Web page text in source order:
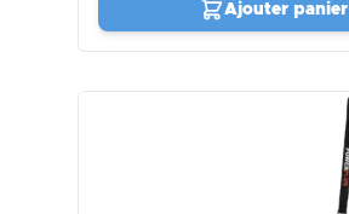
Ajouter panier